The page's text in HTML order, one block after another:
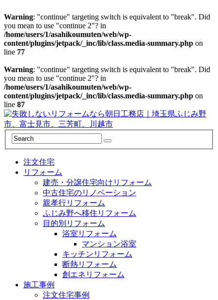
Warning: "continue" targeting switch is equivalent to "break". Did
you mean to use "continue 2"? in
/home/users/1/asahikoumuten/web/wp-
content/plugins/jetpack/_inc/lib/class.media-summary.php on
line 77
Warning: "continue" targeting switch is equivalent to "break". Did
you mean to use "continue 2"? in
/home/users/1/asahikoumuten/web/wp-
content/plugins/jetpack/_inc/lib/class.media-summary.php on
line 87
注文住宅
リフォーム
建売・分譲住宅向けリフォーム
中古住宅のリノベーション
親孝行リフォーム
ふじみ野へ移住リフォーム
目的別リフォーム
浴室リフォーム
マンション浴室
キッチンリフォーム
断熱リフォーム
創エネリフォーム
施工事例
注文住宅事例